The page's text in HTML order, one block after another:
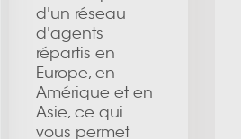
d'un réseau
d'agents
répartis en
Europe, en
Amérique et en
Asie, ce qui
vous permet